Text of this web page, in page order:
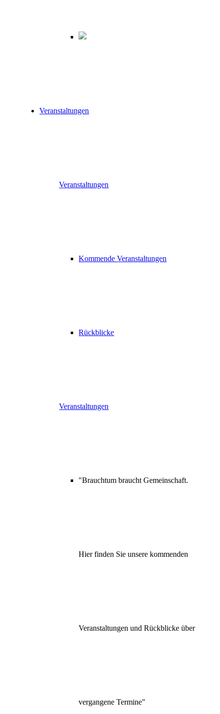
Veranstaltungen
Veranstaltungen
Kommende Veranstaltungen
Rückblicke
Veranstaltungen
"Brauchtum braucht Gemeinschaft.
Hier finden Sie unsere kommenden
Veranstaltungen und Rückblicke über
vergangene Termine"